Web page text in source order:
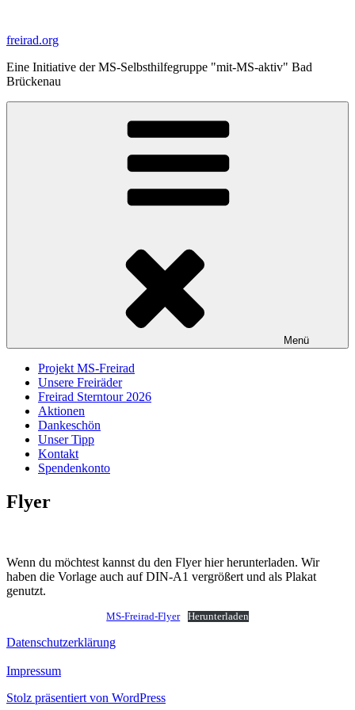
springen
freirad.org
Eine Initiative der MS-Selbsthilfegruppe "mit-MS-aktiv" Bad
Brückenau
Menü
Projekt MS-Freirad
Unsere Freiräder
Freirad Sterntour 2026
Aktionen
Dankeschön
Unser Tipp
Kontakt
Spendenkonto
Flyer
Wenn du möchtest kannst du den Flyer hier herunterladen. Wir
haben die Vorlage auch auf DIN-A1 vergrößert und als Plakat
genutzt.
MS-Freirad-Flyer Herunterladen
Datenschutzerklärung
Impressum
Stolz präsentiert von WordPress